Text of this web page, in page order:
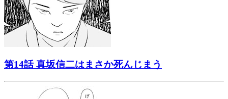
第14話 真坂信二はまさか死んじまう